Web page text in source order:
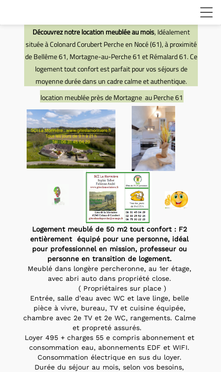
location meublée
Moìrtagne au
perche 61
Logement meublé de 50 m2 tout confort : F2
entièrement
équipé pour une personne, idéal
pour professionnel en mission, professeur ou
personne en transition de logement.
Meublé dans longère percheronne, au 1er étage,
avec abri auto dans propriété close.
( Propriétaires sur place )
Entrée, salle d'eau avec WC et lave linge, belle
pièce à vivre, bureau, TV et cuisine équipée,
chambre avec 2e TV et 2e WC, rangements. Calme
et propreté assurés.
Loyer 495 + charges 55 e compris abonnement et
consommation eau, abonnements EDF et WIFI.
Consommation électrique en sus du loyer.
Durée du séjour au mois, selon vos besoins,
Découvrez notre location meublée au mois, Idéalement
située à Colonard Corubert Perche en Nocé (61), à proximité
de Bellême 61, Mortagne-au-Perche 61 et Rémalard 61. Ce
logement tout confort est parfait pour vos séjours de
moyenne durée dans un cadre calme et authentique.
location meublée
Mortagne au Perche 61
location meublée près de Mortagne auPerche 61